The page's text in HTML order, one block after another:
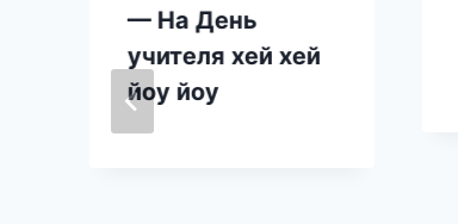
— На День
учителя хей хей
йоу йоу